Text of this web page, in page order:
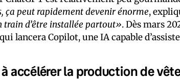
ça peut rapidement devenir énorme,
train d’être installée partout». Dès mars
lancera Copilot, une IA capable
à accélérer la production de